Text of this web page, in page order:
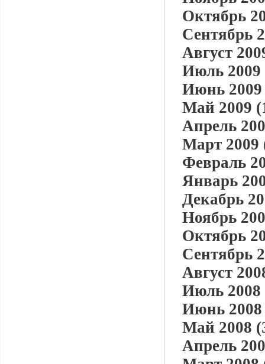
Октябрь
Сентябрь
Август
Июль 2009
Июнь 2009
Май 2009
Апрель
Март 2009
Февраль
Январь
Декабрь
Ноябрь
Октябрь
Сентябрь
Август
Июль 2008
Июнь 2008
Май 2008
Апрель